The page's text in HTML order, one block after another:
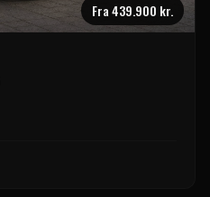
Fra439.900 kr.